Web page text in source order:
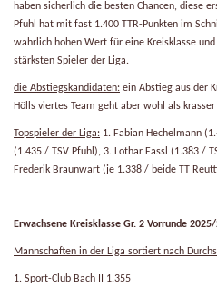
haben sicherlich die besten Chancen, diese
Pfuhl hat mit fast 1.400 TTR-Punkten im
wahrlich hohen Wert für eine Kreisklasse
stärksten Spieler der Liga.
die Abstiegskandidaten: ein Abstieg aus der
Hölls viertes Team geht aber wohl als
Topspieler der Liga: 1. Fabian Hechelmann
(1.435 / TSV Pfuhl), 3. Lothar Fassl (1.383 /
Frederik Braunwart (je 1.338 / beide TT
Erwachsene Kreisklasse Gr. 2 Vorrunde
Mannschaften in der Liga sortiert nach
1. Sport-Club Bach II 1.355